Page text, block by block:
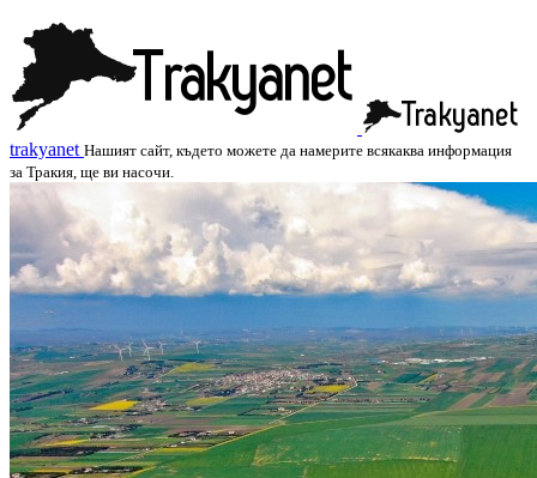
trakyanet Нашият сайт, където можете да намерите всякаква информация
за Тракия, ще ви насочи.